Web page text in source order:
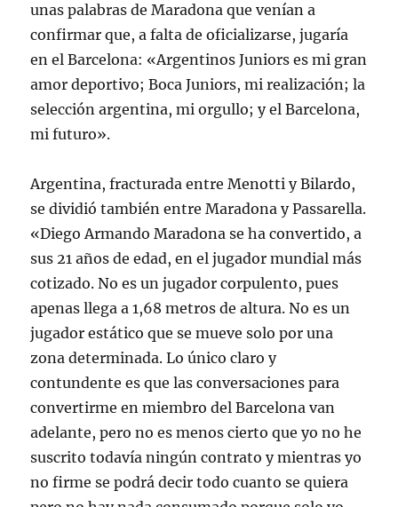
unas palabras de Maradona que venían a
confirmar que, a falta de oficializarse, jugaría
en el Barcelona: «Argentinos Juniors es mi gran
amor deportivo; Boca Juniors, mi realización; la
selección argentina, mi orgullo; y el Barcelona,
mi futuro».
Argentina, fracturada entre Menotti y Bilardo,
se dividió también entre Maradona y Passarella.
«Diego Armando Maradona se ha convertido, a
sus 21 años de edad, en el jugador mundial más
cotizado. No es un jugador corpulento, pues
apenas llega a 1,68 metros de altura. No es un
jugador estático que se mueve solo por una
zona determinada. Lo único claro y
contundente es que las conversaciones para
convertirme en miembro del Barcelona van
adelante, pero no es menos cierto que yo no he
suscrito todavía ningún contrato y mientras yo
no firme se podrá decir todo cuanto se quiera